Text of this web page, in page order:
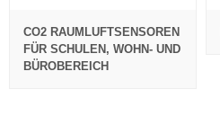
CO2 RAUMLUFTSENSOREN
FÜR SCHULEN, WOHN- UND
BÜROBEREICH